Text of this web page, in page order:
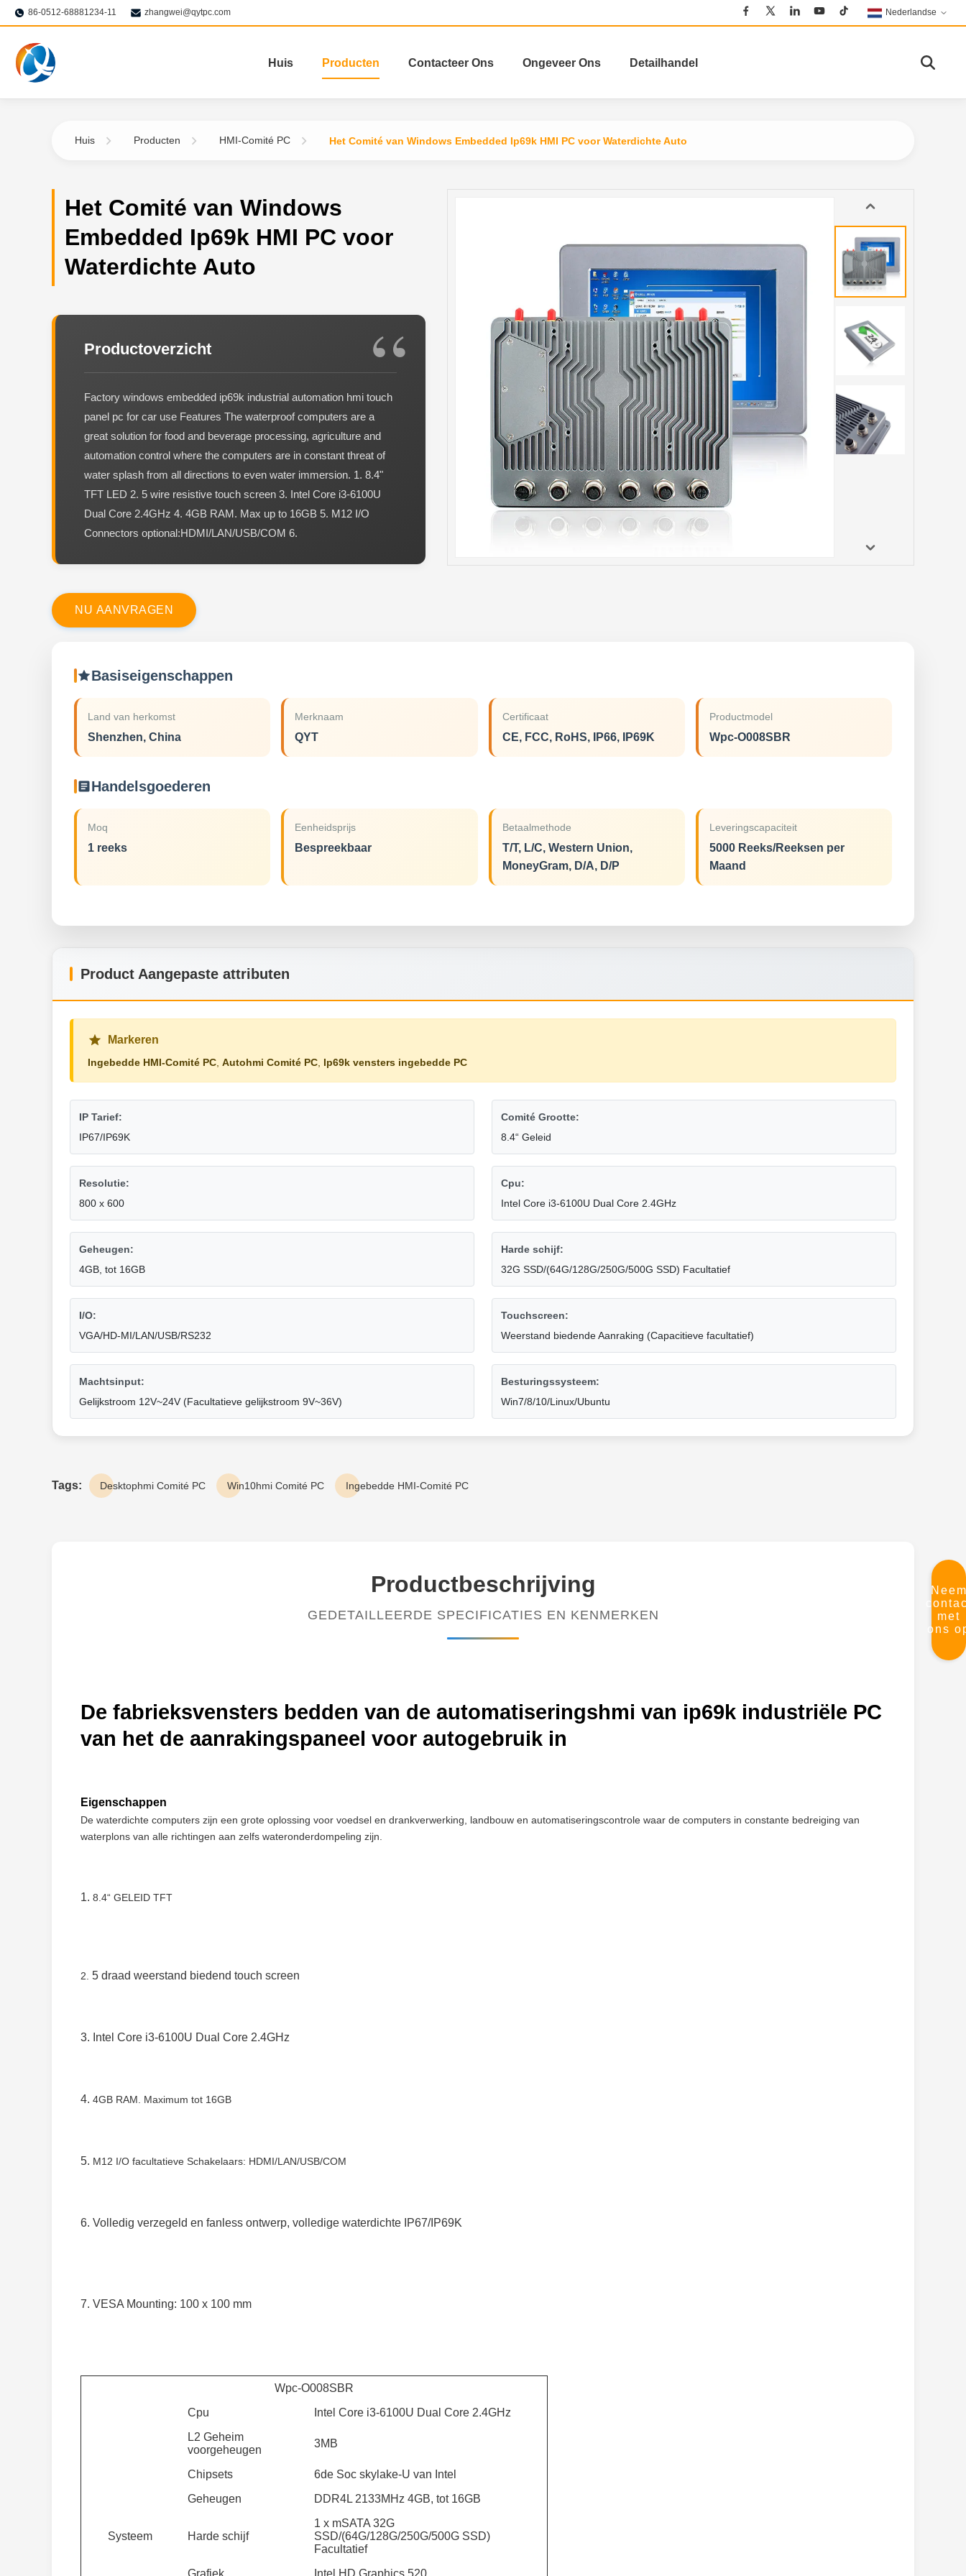
86-0512-68881234-11 zhangwei@qytpc.com Nederlandse
Huis Producten Contacteer Ons Ongeveer Ons Detailhandel
met
ons
Huis Producten HMI-Comité PC Het Comité van Windows Embedded Ip69k HMI PC voor Waterdichte Auto
Het Comité van Windows
Embedded Ip69k HMI PC voor
Waterdichte Auto
Productoverzicht
Factory windows embedded ip69k industrial automation hmi touch
panel pc for car use Features The waterproof computers are a
great solution for food and beverage processing, agriculture and
automation control where the computers are in constant threat of
water splash from all directions to even water immersion. 1. 8.4"
TFT LED 2. 5 wire resistive touch screen 3. Intel Core i3-6100U
Dual Core 2.4GHz 4. 4GB RAM. Max up to 16GB 5. M12 I/O
Connectors optional:HDMI/LAN/USB/COM 6.
N U AANVRAGE N
Basiseigenschappen
Land van herkomst
Shenzhen, China
Merknaam
QYT
Certificaat
CE, FCC, RoHS, IP66, IP69K
Productmodel
Wpc-O008SBR
Handelsgoederen
Moq
1 reeks
Eenheidsprijs
Bespreekbaar
Betaalmethode
T/T, L/C, Western Union,
MoneyGram, D/A, D/P
Leveringscapaciteit
5000 Reeks/Reeksen per
Maand
Product Aangepaste attributen
Markeren
Ingebedde HMI-Comité PC, Autohmi Comité PC, Ip69k vensters ingebedde PC
IP Tarief:
IP67/IP69K
Comité Grootte:
8.4“ Geleid
Resolutie:
800 x 600
Cpu:
Intel Core i3-6100U Dual Core 2.4GHz
Geheugen:
4GB, tot 16GB
Harde schijf:
32G SSD/(64G/128G/250G/500G SSD) Facultatief
I/O:
VGA/HD-MI/LAN/USB/RS232
Touchscreen:
Weerstand biedende Aanraking (Capacitieve facultatief)
Machtsinput:
Gelijkstroom 12V~24V (Facultatieve gelijkstroom 9V~36V)
Besturingssysteem:
Win7/8/10/Linux/Ubuntu
Tags: Desktophmi Comité PC Win10hmi Comité PC Ingebedde HMI-Comité PC
Productbeschrijving
GEDETAILLEERDE SPECIFICATIES EN KENMERKEN
De fabrieksvensters bedden van de automatiseringshmi van ip69k industriële PC
van het de aanrakingspaneel voor autogebruik in
Eigenschappen
De waterdichte computers zijn een grote oplossing voor voedsel en drankverwerking, landbouw en automatiseringscontrole waar de computers in constante bedreiging van
waterplons van alle richtingen aan zelfs wateronderdompeling zijn.
1. 8.4“ GELEID TFT
2. 5 draad weerstand biedend touch screen
3. Intel Core i3-6100U Dual Core 2.4GHz
4. 4GB RAM. Maximum tot 16GB
5. M12 I/O facultatieve Schakelaars: HDMI/LAN/USB/COM
6. Volledig verzegeld en fanless ontwerp, volledige waterdichte IP67/IP69K
7. VESA Mounting: 100 x 100 mm
Wpc-O008SBR
Systeem
Cpu
Intel Core i3-6100U Dual Core 2.4GHz
L2 Geheim
voorgeheugen
3MB
Chipsets
6de Soc skylake-U van Intel
Geheugen
DDR4L 2133MHz 4GB, tot 16GB
Harde schijf
1 x mSATA 32G
SSD/(64G/128G/250G/500G SSD)
Facultatief